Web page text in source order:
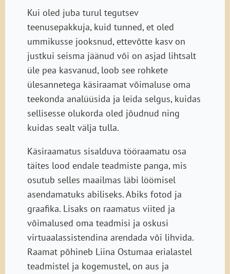
Kui oled juba turul tegutsev
teenusepakkuja, kuid tunned, et oled
ummikusse jooksnud, ettevõtte kasv on
justkui seisma jäänud või on asjad lihtsalt
üle pea kasvanud, loob see rohkete
ülesannetega käsiraamat võimaluse oma
teekonda analüüsida ja leida selgus, kuidas
sellisesse olukorda oled jõudnud ning
kuidas sealt välja tulla.
Käsiraamatus sisalduva tööraamatu osa
täites lood endale teadmiste panga, mis
osutub selles maailmas läbi löömisel
asendamatuks abiliseks. Abiks fotod ja
graafika. Lisaks on raamatus viited ja
võimalused oma teadmisi ja oskusi
virtuaalassistendina arendada või lihvida.
Raamat põhineb Liina Ostumaa erialastel
teadmistel ja kogemustel, on aus ja